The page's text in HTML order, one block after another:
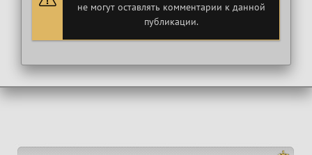
не могут оставлять комментарии к данной
публикации.